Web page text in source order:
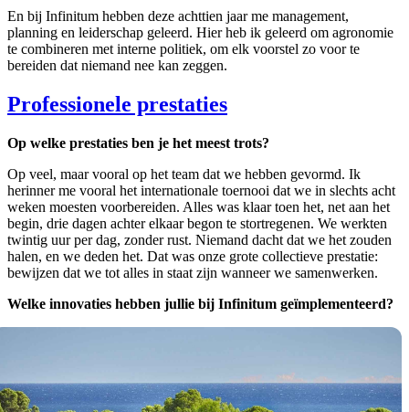
En bij Infinitum hebben deze achttien jaar me management,
planning en leiderschap geleerd. Hier heb ik geleerd om agronomie
te combineren met interne politiek, om elk voorstel zo voor te
bereiden dat niemand nee kan zeggen.
Professionele prestaties
Op welke prestaties ben je het meest trots?
Op veel, maar vooral op het team dat we hebben gevormd. Ik
herinner me vooral het internationale toernooi dat we in slechts acht
weken moesten voorbereiden. Alles was klaar toen het, net aan het
begin, drie dagen achter elkaar begon te stortregenen. We werkten
twintig uur per dag, zonder rust. Niemand dacht dat we het zouden
halen, en we deden het. Dat was onze grote collectieve prestatie:
bewijzen dat we tot alles in staat zijn wanneer we samenwerken.
Welke innovaties hebben jullie bij Infinitum geïmplementeerd?